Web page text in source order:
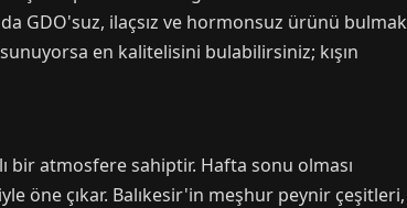
GDO'suz, ilaçsız ve hormonsuz ürünü bulmak
en kalitelisini bulabilirsiniz; kışın
bir atmosfere sahiptir. Hafta sonu olması
öne çıkar. Balıkesir'in meşhur peynir çeşitleri,